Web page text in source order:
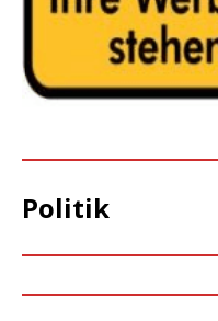
Politik